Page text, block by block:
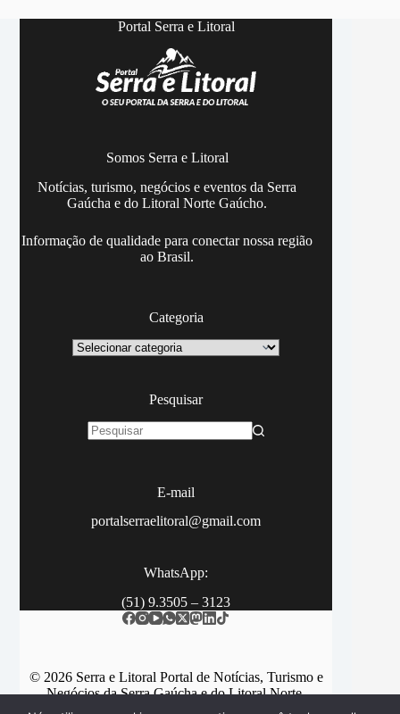
Portal Serra e Litoral
Somos Serra e Litoral
Notícias, turismo, negócios e eventos da Serra
Gaúcha e do Litoral Norte Gaúcho.
Informação de qualidade para conectar nossa região
ao Brasil.
Categoria
Categoria
Pesquisar
E-mail
portalserraelitoral@gmail.com
WhatsApp:
(51) 9.3505 – 3123
© 2026 Serra e Litoral Portal de Notícias, Turismo e
Negócios da Serra Gaúcha e do Litoral Norte.